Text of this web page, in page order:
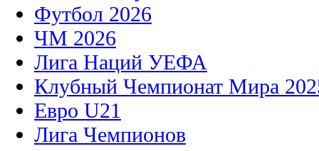
Футбол 2026
ЧМ 2026
Лига Наций УЕФА
Клубный Чемпионат Мира
Евро U21
Лига Чемпионов